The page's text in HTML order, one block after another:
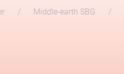
Middle-earth SBG